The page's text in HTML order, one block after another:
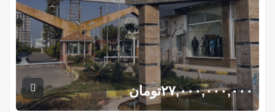
۲۷,۰۰۰,۰۰۰,۰۰۰تومان